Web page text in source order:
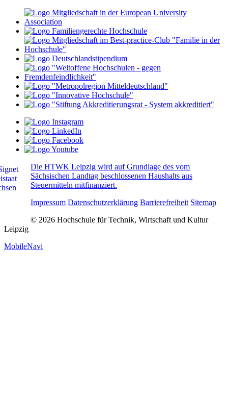
Die HTWK Leipzig wird auf Grundlage des vom
Sächsischen Landtag beschlossenen Haushalts aus
Steuermitteln mitfinanziert.
Impressum Datenschutzerklärung Barrierefreiheit Sitemap
© 2026 Hochschule für Technik, Wirtschaft und Kultur
Leipzig
MobileNavi